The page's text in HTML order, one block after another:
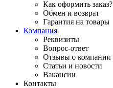
Как оформить заказ?
Обмен и возврат
Гарантия на товары
Компания
Реквизиты
Вопрос-ответ
Отзывы о компании
Статьи и новости
Вакансии
Контакты